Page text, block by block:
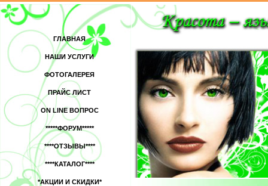
ГЛАВНАЯ
НАШИ УСЛУГИ
ФОТОГАЛЕРЕЯ
ПРАЙС ЛИСТ
ON LINE ВОПРОС
*****ФОРУМ*****
****ОТЗЫВЫ****
****КАТАЛОГ****
*АКЦИИ И СКИДКИ*